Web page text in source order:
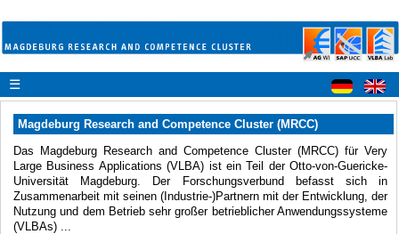
☰
Magdeburg Research and Competence Cluster (MRCC)
Das Magdeburg Research and Competence Cluster (MRCC) für Very
Large Business Applications (VLBA) ist ein Teil der Otto-von-Guericke-
Universität Magdeburg. Der Forschungsverbund befasst sich in
Zusammenarbeit mit seinen (Industrie-)Partnern mit der Entwicklung, der
Nutzung und dem Betrieb sehr großer betrieblicher Anwendungssysteme
(VLBAs) ...